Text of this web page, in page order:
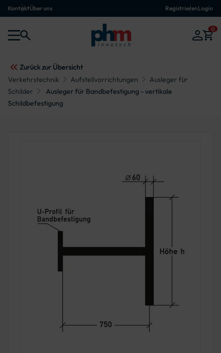
KontaktÜber uns RegistrierenLogin
0
Zurück zur Übersicht
Verkehrstechnik
Aufstellvorrichtungen
Ausleger für
Schilder
Ausleger für Bandbefestigung - vertikale
Schildbefestigung